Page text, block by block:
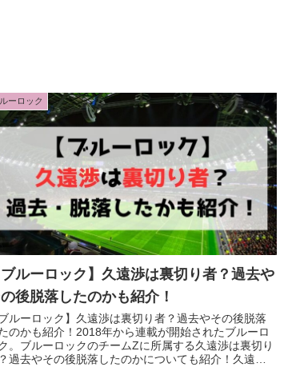
ーロック
ブルーロック】久遠渉は裏切り者？過去や
後脱落したのかも紹介！
ブルーロック】久遠渉は裏切り者？過去やその後脱落
のかも紹介！2018年から連載が開始されたブルーロ
。ブルーロックのチームZに所属する久遠渉は裏切り
過去やその後脱落したのかについても紹介！久遠渉